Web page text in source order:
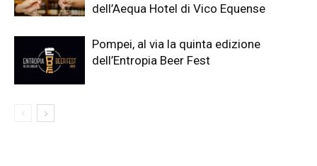
dell’Aequa Hotel di Vico Equense
Pompei, al via la quinta edizione
dell’Entropia Beer Fest